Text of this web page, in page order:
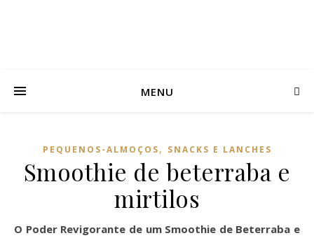
MENU
PEQUENOS-ALMOÇOS, SNACKS E LANCHES
Smoothie de beterraba e
mirtilos
O Poder Revigorante de um Smoothie de Beterraba e